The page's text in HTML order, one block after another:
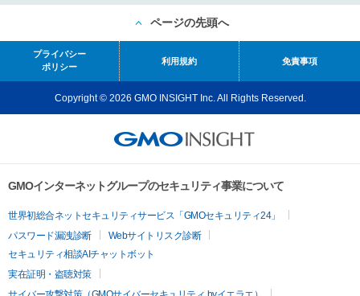
ページの先頭へ
プライバシー
ポリシー
利用規約 免責事項
Copyright © 2026 GMO INSIGHT Inc. All Rights Reserved.
GMOインターネットグループのセキュリティ事業について
世界初総合ネットセキュリティサービス「GMOセキュリティ24」
パスワード漏洩診断
Webサイトリスク診断
セキュリティ相談AIチャットボット
実在証明・盗聴対策